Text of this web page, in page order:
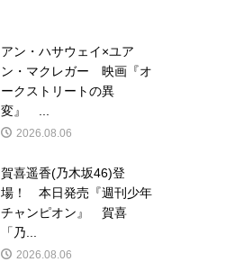
アン・ハサウェイ×ユア
ン・マクレガー 映画『オ
ークストリートの異
変』 ...
2026.08.06
賀喜遥香(乃木坂46)登
場！ 本日発売『週刊少年
チャンピオン』 賀喜
「乃...
2026.08.06